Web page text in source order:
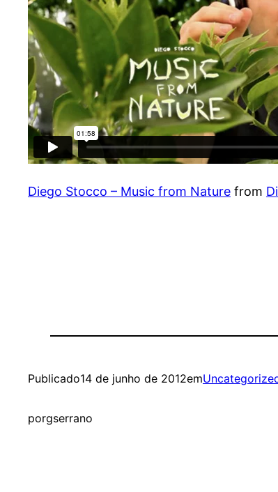
Diego Stocco – Music from Nature from
Publicado14 de junho de 2012em
porgserrano